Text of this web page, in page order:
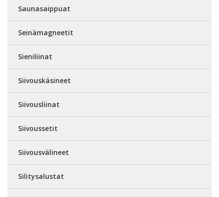
Saunasaippuat
Seinämagneetit
Sieniliinat
Siivouskäsineet
Siivousliinat
Siivoussetit
Siivousvälineet
Silitysalustat